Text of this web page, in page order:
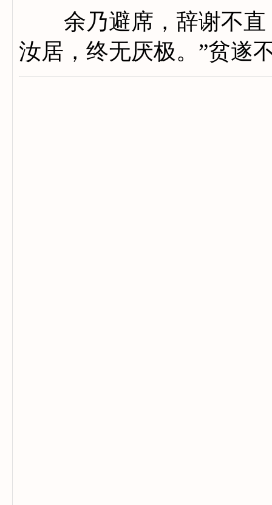
余乃避席，辞谢不直
汝居，终无厌极。”贫遂